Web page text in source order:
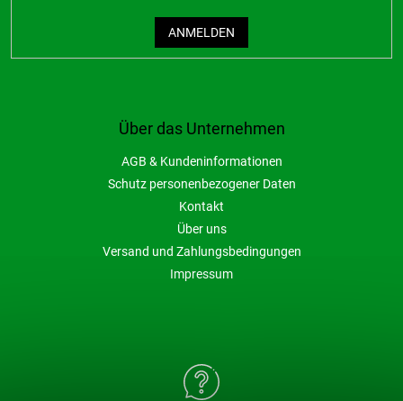
Über das Unternehmen
AGB & Kundeninformationen
Schutz personenbezogener Daten
Kontakt
Über uns
Versand und Zahlungsbedingungen
Impressum
ANMELDEN